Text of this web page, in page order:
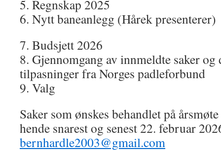
5. Regnskap 2025
6. Nytt baneanlegg (Hårek presenterer)
7. Budsjett 2026
8. Gjennomgang av innmeldte saker
tilpasninger fra Norges padleforbund
9. Valg
Saker som ønskes behandlet på
hende snarest og senest 22. februar
bernhardle2003@gmail.com